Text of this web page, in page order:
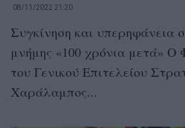
08/11/2022 21:20
Συγκίνηση και υπερηφάνεια
μνήμης «100 χρόνια μετά» Ο
του Γενικού Επιτελείου
Χαράλαμπος...